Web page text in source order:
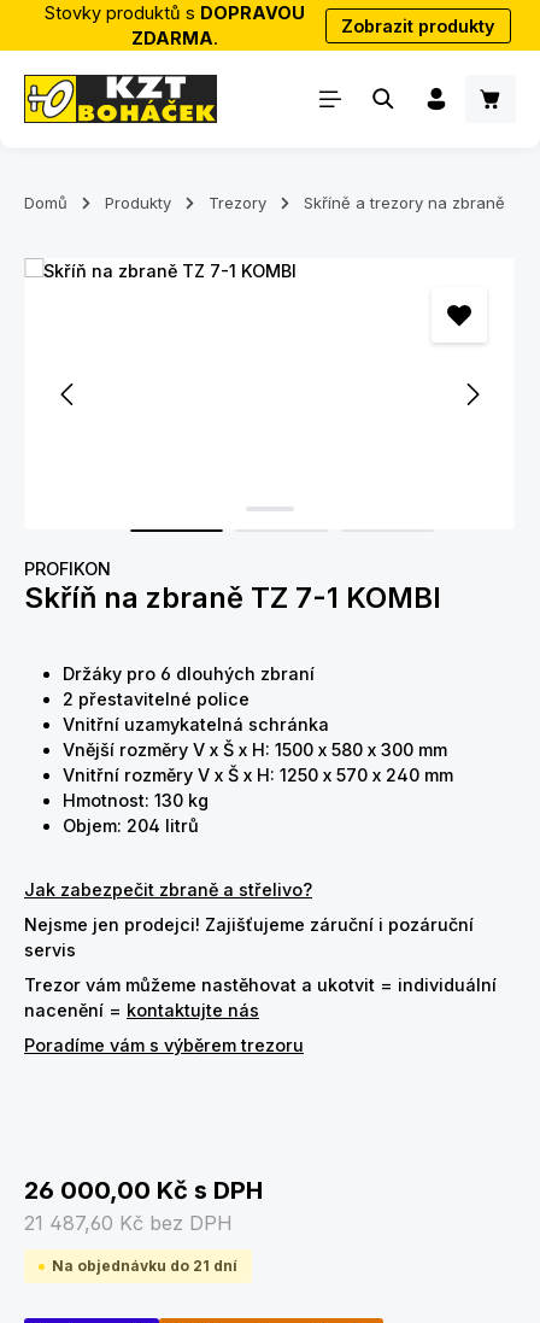
Přejít na hlavní obsah
Stovky produktů s DOPRAVOU
ZDARMA.
Zobrazit produkty
Domů Produkty Trezory Skříně a trezory na zbraně
Přeskočit galerii obrázků
PROFIKON
Skříň na zbraně TZ 7-1 KOMBI
Držáky pro 6 dlouhých zbraní
2 přestavitelné police
Vnitřní uzamykatelná schránka
Vnější rozměry V x Š x H: 1500 x 580 x 300 mm
Vnitřní rozměry V x Š x H: 1250 x 570 x 240 mm
Hmotnost: 130 kg
Objem: 204 litrů
Jak zabezpečit zbraně a střelivo?
Nejsme jen prodejci! Zajišťujeme záruční i pozáruční
servis
Trezor vám můžeme nastěhovat a ukotvit = individuální
nacenění = kontaktujte nás
Poradíme vám s výběrem trezoru
26 000,00 Kč s DPH
21 487,60 Kč bez DPH
Na objednávku do 21 dní